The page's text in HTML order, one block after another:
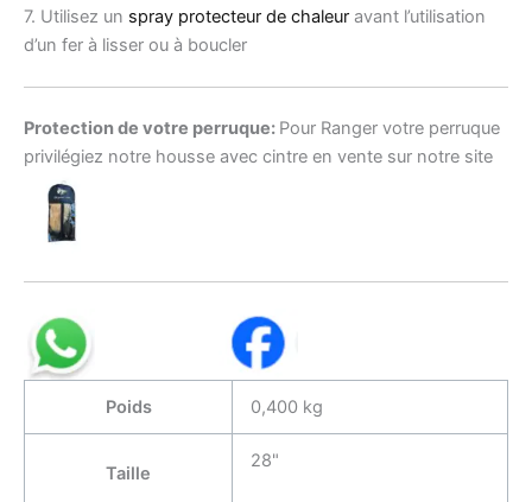
7. Utilisez un spray protecteur de chaleur avant l’utilisation
d’un fer à lisser ou à boucler
Protection de votre perruque: Pour Ranger votre perruque
privilégiez notre housse avec cintre en vente sur notre site
Poids 0,400 kg
Taille
28"